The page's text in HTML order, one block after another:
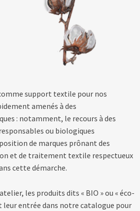
support textile pour nos
amenés à des
: notamment, le recours à des
ou biologiques
de marques prônant des
et de traitement textile respectueux
cette démarche.
les produits dits « BIO » ou « éco-
leur entrée dans notre catalogue pour